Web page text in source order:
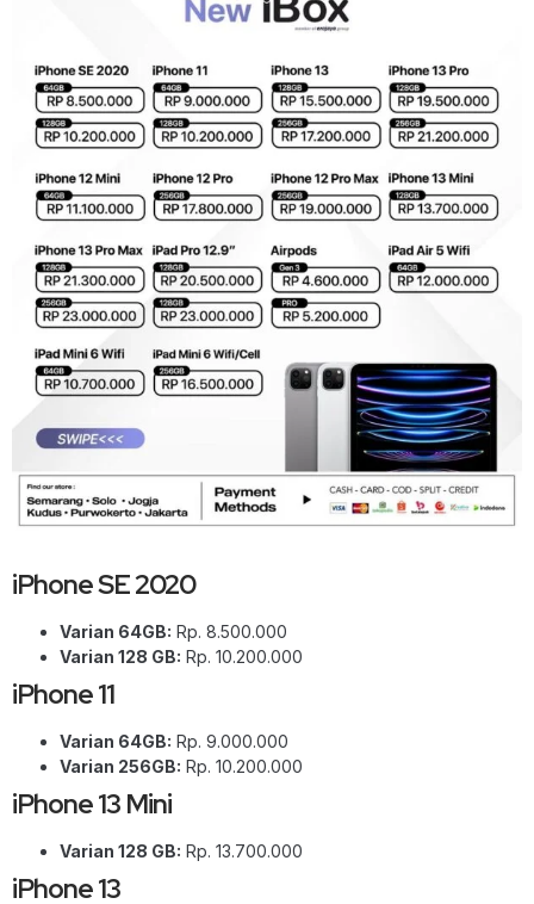
iPhone SE 2020
Varian 64GB: Rp. 8.500.000
Varian 128 GB: Rp. 10.200.000
iPhone 11
Varian 64GB: Rp. 9.000.000
Varian 256GB: Rp. 10.200.000
iPhone 13 Mini
Varian 128 GB: Rp. 13.700.000
iPhone 13